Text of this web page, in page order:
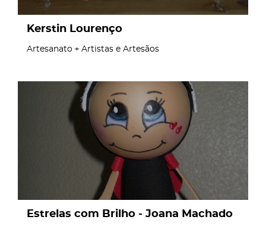
Kerstin Lourenço
Artesanato Artistas e Artesãos
Estrelas com Brilho - Joana Machado